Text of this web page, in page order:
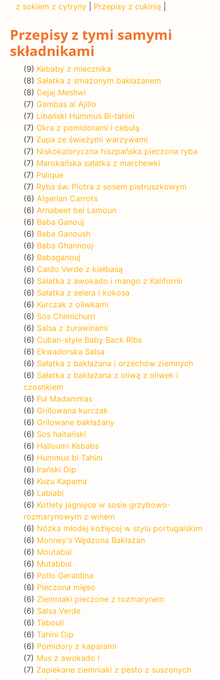
z sokiem z cytryny
Przepisy z cukinią
Przepisy z tymi samymi
składnikami
(9) Kebaby z miecznika
(8) Sałatka z smażonym bakłażanem
(8) Dejaj Meshwi
(7) Gambas al Ajillo
(7) Libański Hummus Bi-tahini
(7) Okra z pomidorami i cebulą
(7) Zupa ze świeżymi warzywami
(7) Niskokaloryczna hiszpańska pieczona ryba
(7) Marokańska sałatka z marchewki
(7) Pulique
(7) Ryba św. Piotra z sosem pietruszkowym
(6) Algerian Carrots
(6) Arnabeet bel Lamoun
(6) Baba Ganouj
(6) Baba Ganoush
(6) Baba Ghannooj
(6) Babaganouj
(6) Caldo Verde z kiełbasą
(6) Sałatka z awokado i mango z Kalifornii
(6) Sałatka z selera i kokosa
(6) Kurczak z oliwkami
(6) Sos Chimichurri
(6) Salsa z żurawinami
(6) Cuban-style Baby Back Ribs
(6) Ekwadorska Salsa
(6) Sałatka z bakłażana i orzechów ziemnych
(6) Sałatka z bakłażana z oliwą z oliwek i
czosnkiem
(6) Ful Madammas
(6) Grillowana kurczak
(6) Grilowane bakłażany
(6) Sos haitański
(6) Halloumi Kebabs
(6) Hummus bi Tahini
(6) Irański Dip
(6) Kuzu Kapama
(6) Lablabi
(6) Kotlety jagnięce w sosie grzybowo-
rozmarynowym z winem
(6) Nóżka młodej koźlęcej w stylu portugalskim
(6) Monney's Wędzona Bakłażan
(6) Moutabal
(6) Mutabbul
(6) Pollo Geraldina
(6) Pieczona mięso
(6) Ziemniaki pieczone z rozmarynem
(6) Salsa Verde
(6) Tabouli
(6) Tahini Dip
(6) Pomidory z kaparami
(7) Mus z awokado I
(7) Zapiekane ziemniaki z pesto z suszonych